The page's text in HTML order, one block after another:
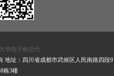
大华电子称总代
地址：四川省成都市武候区人民南路四段9
栋3楼